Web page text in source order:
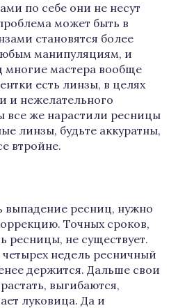
по себе они не несут
может быть в
становятся более
манипуляциям, и
мастера вообще
есть линзы, в целях
и нежелательного
все же нарастили ресницы
линзы, будьте аккуратны,
втройне.
выпадение ресниц, нужно
Точных сроков,
ресницы, не существует.
четырех недель ресничный
держится. Дальше свои
выгибаются,
луковица. Да и